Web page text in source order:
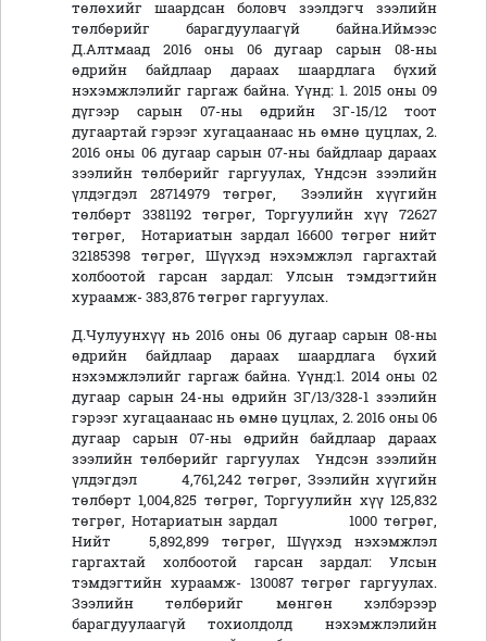
төлөхийг шаардсан боловч зээлдэгч зээлийн
төлбөрийг барагдуулаагүй байна.Иймээс
Д.Алтмаад 2016 оны 06 дугаар сарын 08-ны
өдрийн байдлаар дараах шаардлага бүхий
нэхэмжлэлийг гаргаж байна. Үүнд: 1. 2015 оны 09
дүгээр сарын 07-ны өдрийн ЗГ-15/12 тоот
дугаартай гэрээг хугацаанаас нь өмнө цуцлах, 2.
2016 оны 06 дугаар сарын 07-ны байдлаар дараах
зээлийн төлбөрийг гаргуулах, Үндсэн зээлийн
үлдэгдэл 28714979 төгрөг, Зээлийн хүүгийн
төлбөрт 3381192 төгрөг, Торгуулийн хүү 72627
төгрөг, Нотариатын зардал 16600 төгрөг нийт
32185398 төгрөг, Шүүхэд нэхэмжлэл гаргахтай
холбоотой гарсан зардал: Улсын тэмдэгтийн
хураамж- 383,876 төгрөг гаргуулах.
Д.Чулуунхүү нь 2016 оны 06 дугаар сарын 08-ны
өдрийн байдлаар дараах шаардлага бүхий
нэхэмжлэлийг гаргаж байна. Үүнд:1. 2014 оны 02
дугаар сарын 24-ны өдрийн ЗГ/13/328-1 зээлийн
гэрээг хугацаанаас нь өмнө цуцлах, 2. 2016 оны 06
дугаар сарын 07-ны өдрийн байдлаар дараах
зээлийн төлбөрийг гаргуулах Үндсэн зээлийн
үлдэгдэл 4,761,242 төгрөг, Зээлийн хүүгийн
төлбөрт 1,004,825 төгрөг, Торгуулийн хүү 125,832
төгрөг, Нотариатын зардал 1000 төгрөг,
Нийт 5,892,899 төгрөг, Шүүхэд нэхэмжлэл
гаргахтай холбоотой гарсан зардал: Улсын
тэмдэгтийн хураамж- 130087 төгрөг гаргуулах.
Зээлийн төлбөрийг мөнгөн хэлбэрээр
барагдуулаагүй тохиолдолд нэхэмжлэлийн